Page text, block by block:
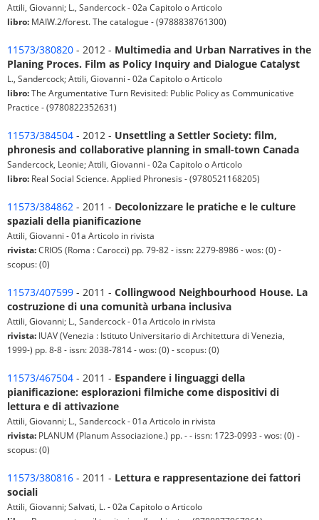
Attili, Giovanni; L., Sandercock - 02a Capitolo o Articolo
libro: MAIW.2/forest. The catalogue - (9788838761300)
11573/380820 - 2012 - Multimedia and Urban Narratives in the
Planing Proces. Film as Policy Inquiry and Dialogue Catalyst
L., Sandercock; Attili, Giovanni - 02a Capitolo o Articolo
libro:The Argumentative Turn Revisited: Public Policy as Communicative
Practice - (9780822352631)
11573/384504 - 2012 - Unsettling a Settler Society: film,
phronesis and collaborative planning in small-town Canada
Sandercock, Leonie; Attili, Giovanni - 02a Capitolo o Articolo
libro: Real Social Science. Applied Phronesis - (9780521168205)
11573/384862 - 2011 - Decolonizzare le pratiche e le culture
spaziali della pianificazione
Attili, Giovanni - 01a Articolo in rivista
rivista:CRIOS (Roma : Carocci) pp. 79-82 - issn: 2279-8986 - wos: (0) -
scopus: (0)
11573/407599 - 2011 - Collingwood Neighbourhood House. La
costruzione di una comunità urbana inclusiva
Attili, Giovanni; L., Sandercock - 01a Articolo in rivista
rivista: IUAV (Venezia : Istituto Universitario di Architettura di Venezia,
1999-) pp. 8-8 - issn: 2038-7814 - wos: (0) - scopus: (0)
11573/467504 - 2011 - Espandere i linguaggi della
pianificazione: esplorazioni filmiche come dispositivi di
lettura e di attivazione
Attili, Giovanni; L., Sandercock - 01a Articolo in rivista
rivista: PLANUM (Planum Associazione.) pp. - - issn: 1723-0993 - wos: (0) -
scopus: (0)
11573/380816 - 2011 - Lettura e rappresentazione dei fattori
sociali
Attili, Giovanni; Salvati, L. - 02a Capitolo o Articolo